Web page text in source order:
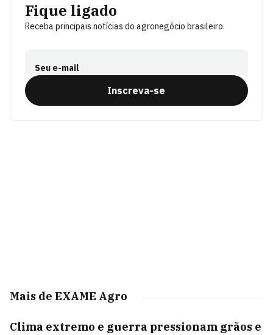
Fique ligado
Receba principais notícias do agronegócio brasileiro.
Seu e-mail
Inscreva-se
Mais de EXAME Agro
Clima extremo e guerra pressionam grãos e